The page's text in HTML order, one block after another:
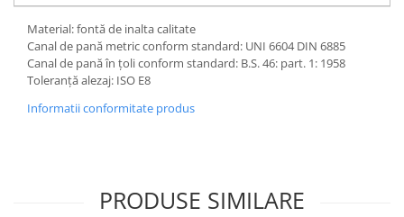
Material: fontă de inalta calitate
Canal de pană metric conform standard: UNI 6604 DIN 6885
Canal de pană în țoli conform standard: B.S. 46: part. 1: 1958
Toleranță alezaj: ISO E8
Informatii conformitate produs
PRODUSE SIMILARE